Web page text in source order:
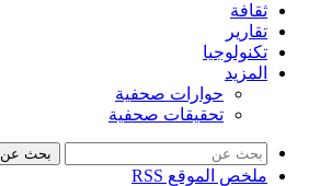
ثقافة
تقارير
تكنولوجيا
المزيد
حوارات صحفية
تحقيقات صحفية
بحث عن
ملخص الموقع RSS